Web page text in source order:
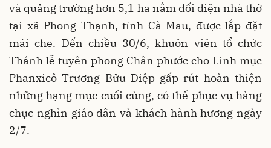
và quảng trường hơn 5,1 ha nằm đối diện nhà thờ
tại xã Phong Thạnh, tỉnh Cà Mau, được lắp đặt
mái che. Đến chiều 30/6, khuôn viên tổ chức
Thánh lễ tuyên phong Chân phước cho Linh mục
Phanxicô Trương Bửu Diệp gấp rút hoàn thiện
những hạng mục cuối cùng, có thể phục vụ hàng
chục nghìn giáo dân và khách hành hương ngày
2/7.